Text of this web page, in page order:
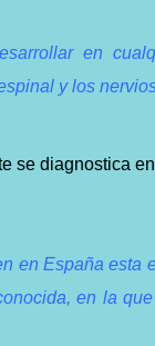
en
y los
se diagnostica
en España esta
en la